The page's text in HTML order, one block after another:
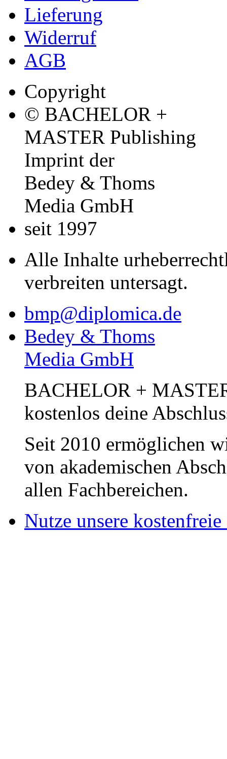
Lieferung
Widerruf
AGB
Copyright
© BACHELOR +
MASTER Publishing
Imprint der
Bedey & Thoms
Media GmbH
seit 1997
Alle Inhalte
verbreiten untersagt.
bmp@diplomica.de
Bedey & Thoms
Media GmbH
BACHELOR +
kostenlos deine
Seit 2010 ermöglichen
von akademischen
allen Fachbereichen.
Nutze unsere